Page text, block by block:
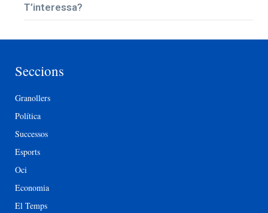
T’interessa?
Seccions
Granollers
Política
Successos
Esports
Oci
Economia
El Temps